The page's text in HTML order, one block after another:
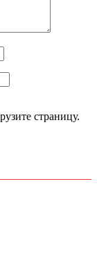
страницу.